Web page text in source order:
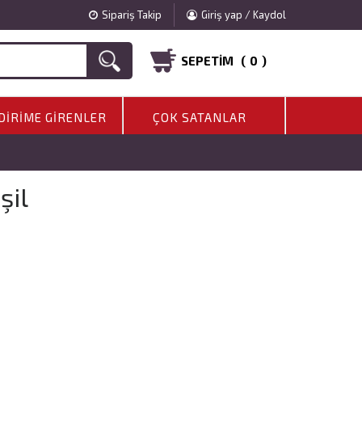
Sipariş Takip Giriş yap / Kaydol
SEPETIM ( 0 )
GIRENLER ÇOK SATANLAR